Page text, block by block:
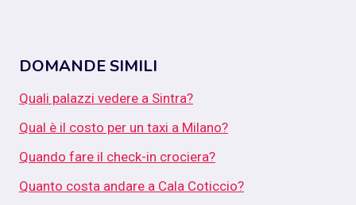
DOMANDE SIMILI
Quali palazzi vedere a Sintra?
Qual è il costo per un taxi a Milano?
Quando fare il check-in crociera?
Quanto costa andare a Cala Coticcio?